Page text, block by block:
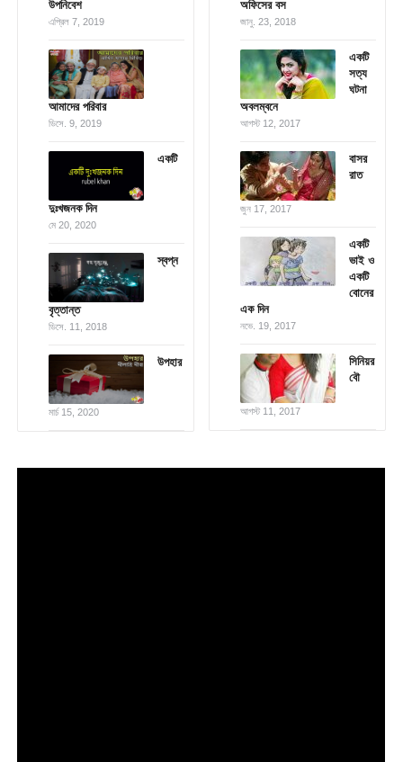
উপনিবেশ
এপ্রিল 7, 2019
আমাদের পরিবার
ডিসে. 9, 2019
একটি
দুঃখজনক দিন
মে 20, 2020
স্বপ্ন
বৃত্তান্ত
ডিসে. 11, 2018
উপহার
মার্চ 15, 2020
অফিসের বস
জানু. 23, 2018
একটি
সত্য
ঘটনা
অবলম্বনে
আগস্ট 12, 2017
বাসর
রাত
জুন 17, 2017
একটি
ভাই ও
একটি
বোনের
এক দিন
নভে. 19, 2017
সিনিয়র
বৌ
আগস্ট 11, 2017